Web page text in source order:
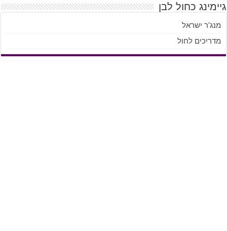
גיימינג כחול לבן
מנג'ר ישראל
מדריכים לחול